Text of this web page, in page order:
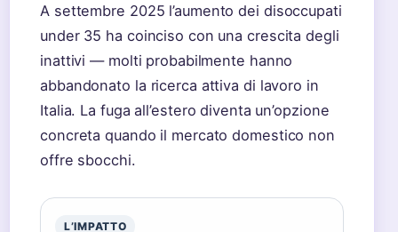
A settembre 2025 l’aumento dei disoccupati
under 35 ha coinciso con una crescita degli
inattivi — molti probabilmente hanno
abbandonato la ricerca attiva di lavoro in
Italia. La fuga all’estero diventa un’opzione
concreta quando il mercato domestico non
offre sbocchi.
L’IMPATTO